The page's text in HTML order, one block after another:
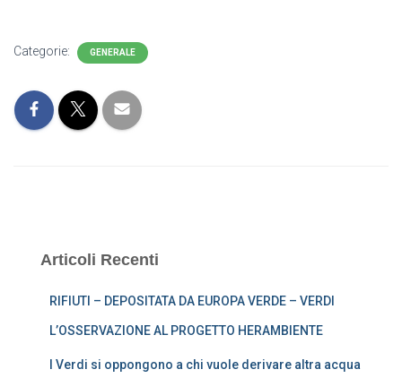
Categorie: GENERALE
Articoli Recenti
RIFIUTI – DEPOSITATA DA EUROPA VERDE – VERDI
L’OSSERVAZIONE AL PROGETTO HERAMBIENTE
I Verdi si oppongono a chi vuole derivare altra acqua